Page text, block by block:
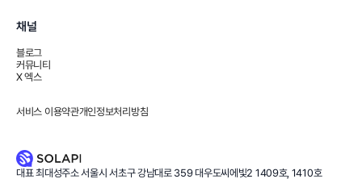
채널
블로그
커뮤니티
X 엑스
서비스 이용약관개인정보처리방침
대표최대성주소서울시 서초구 강남대로 359 대우도씨에빛2 1409호, 1410호